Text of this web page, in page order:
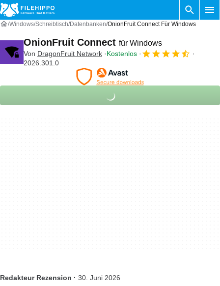
Windows Schreibtisch Datenbanken OnionFruit Connect Für Windows
OnionFruit Connect für Windows
Von DragonFruit Network
Kostenlos
2026.301.0
Redakteur Rezension · 30. Juni 2026